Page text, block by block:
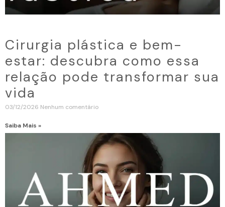
Cirurgia plástica e bem-
estar: descubra como essa
relação pode transformar sua
vida
03/12/2026 Nenhum comentário
Saiba Mais »